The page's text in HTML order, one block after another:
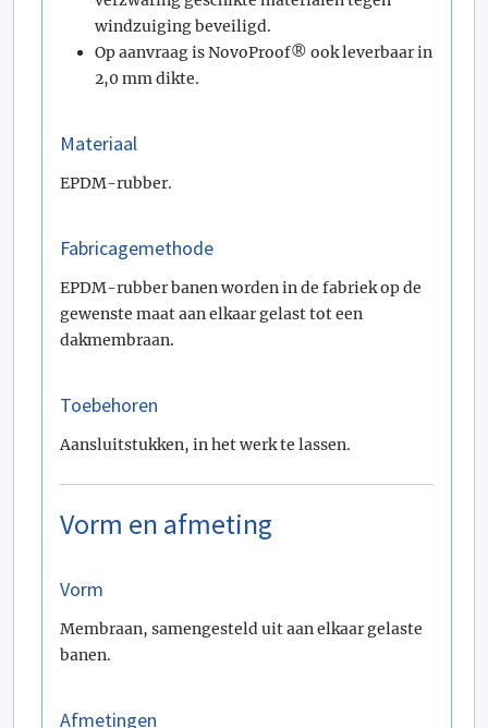
windzuiging beveiligd.
Op aanvraag is NovoProof® ook leverbaar in
2,0 mm dikte.
Materiaal
EPDM-rubber.
Fabricagemethode
EPDM-rubber banen worden in de fabriek op de
gewenste maat aan elkaar gelast tot een
dakmembraan.
Toebehoren
Aansluitstukken, in het werk te lassen.
Vorm en afmeting
Vorm
Membraan, samengesteld uit aan elkaar gelaste
banen.
Afmetingen